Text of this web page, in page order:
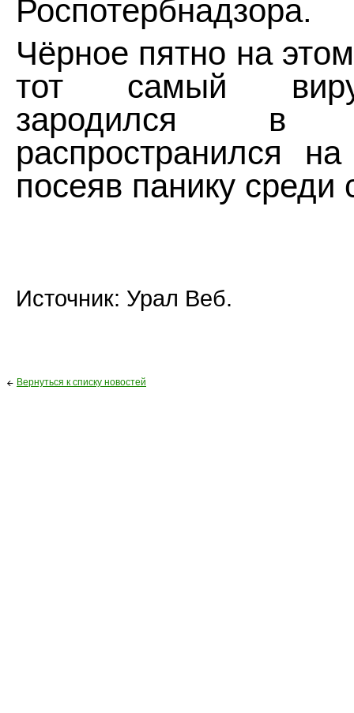
Роспотербнадзора.
Чёрное пятно на
тот самый
зародился
распространился
посеяв панику среди
Источник: Урал Веб.
Вернуться к списку новостей